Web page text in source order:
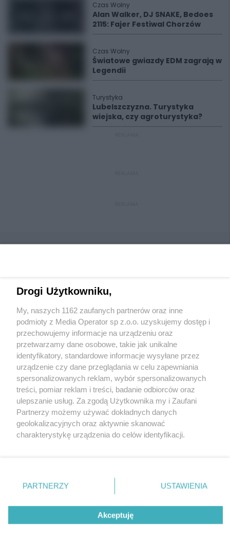
Czas Wolny
Alan Walker, DJ SNAKE, Bedoes
2115: Fajer Festiwal Chorzów
Czas Wolny
Światowe gwiazdy EDM zagrają w
Legendii
Turystyka
Lubelszczyzna. Turystyka
wiejska, czy agroturystyka?
Wydawca mediów
Nie zapomnij
zapoznać się z:
polityką prywatności regulamin korzystania z portali
Twojemiasto
Piekary Śląskie
Chorzów
Tarnowskie Góry
Ruda Śląska
Świętochłowice
Zagłębie
Skontakuj sięz nami
Kontakt
Wydawca
Redakcja
Reklama
Drogi Użytkowniku,
My, naszych 1162 zaufanych partnerów oraz inne
podmioty z Media Operator sp z.o.o. uzyskujemy dostęp i
przechowujemy informacje na urządzeniu oraz
przetwarzamy dane osobowe, takie jak unikalne
identyfikatory, standardowe informacje wysyłane przez
urządzenie czy dane przeglądania w celu zapewniania
spersonalizowanych reklam, wybór spersonalizowanych
treści, pomiar reklam i treści, badanie odbiorców oraz
ulepszanie usług. Za zgodą Użytkownika my i Zaufani
Partnerzy możemy używać dokładnych danych
geolokalizacyjnych oraz aktywnie skanować
charakterystykę urządzenia do celów identyfikacji.
zmienić/wycofać klikając przycisk ustawień prywatności
znajdujący się w lewym dolnym rogu strony
rodzaje przetwarzania danych nie wymagają zgody
użytkownika, ale masz prawo sprzeciwić się takiemu
przetwarzaniu. Preferencje będą miały zastosowania tylko
PARTNERZY USTAWIENIA
Akceptuję